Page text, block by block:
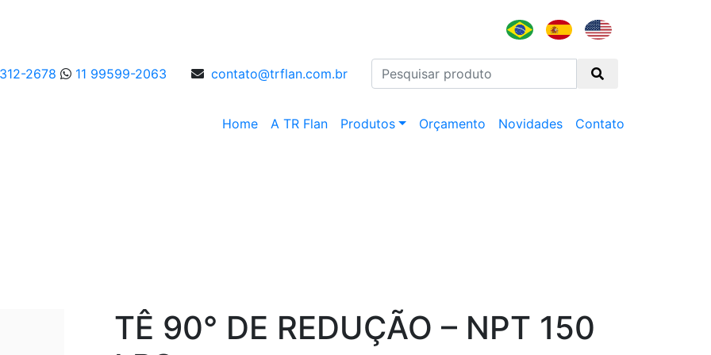
2678 11 99599-2063 contato@trflan.com.br
Home A TR Flan Produtos Orçamento Novidades Contato
TÊ 90° DE REDUÇÃO – NPT 150